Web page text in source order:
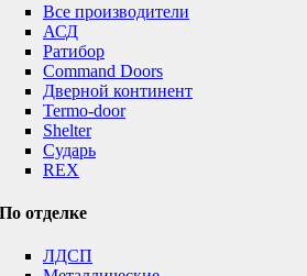
Все производители
АСД
Ратибор
Command Doors
Дверной континент
Termo-door
Shelter
Сударь
REX
По отделке
ЛДСП